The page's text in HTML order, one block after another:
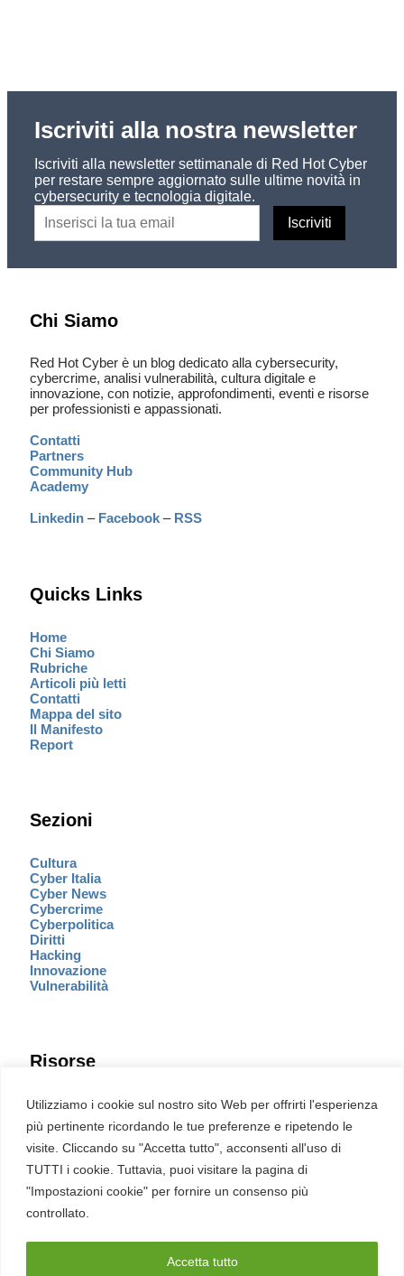
Utilizziamo i cookie sul nostro sito Web per offrirti l'esperienza
più pertinente ricordando le tue preferenze e ripetendo le
visite. Cliccando su "Accetta tutto", acconsenti all'uso di
TUTTI i cookie. Tuttavia, puoi visitare la pagina di
"Impostazioni cookie" per fornire un consenso più
controllato.
Accetta tutto
Iscriviti alla nostra newsletter
Iscriviti alla newsletter settimanale di Red Hot Cyber
per restare sempre aggiornato sulle ultime novità in
cybersecurity e tecnologia digitale.
Chi Siamo
Red Hot Cyber è un blog dedicato alla cybersecurity,
cybercrime, analisi vulnerabilità, cultura digitale e
innovazione, con notizie, approfondimenti, eventi e risorse
per professionisti e appassionati.
Contatti
Partners
Community Hub
Academy
Linkedin – Facebook – RSS
Quicks Links
Home
Chi Siamo
Rubriche
Articoli più letti
Contatti
Mappa del sito
Il Manifesto
Report
Sezioni
Cultura
Cyber Italia
Cyber News
Cybercrime
Cyberpolitica
Diritti
Hacking
Innovazione
Vulnerabilità
Risorse
Eventi
Fumetto Cyber
Newsletter
Servizi
Pubblicità
English
Ultime CVE critiche